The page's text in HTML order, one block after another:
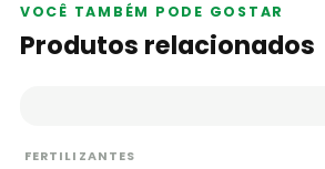
VOCÊ TAMBÉM PODE GOSTAR
Produtos relacionados
FERTILIZANTES